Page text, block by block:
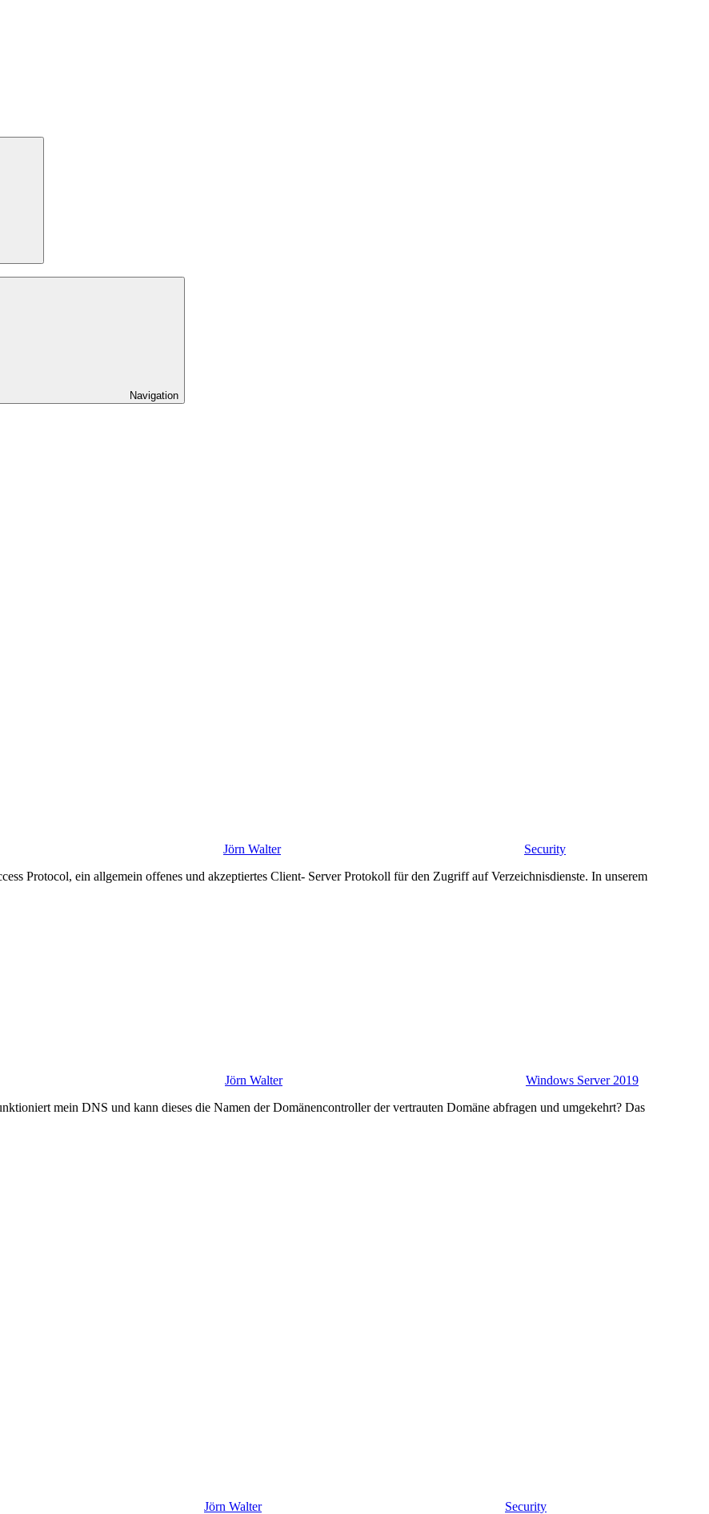
Navigation
Jörn Walter
Security
Protocol, ein allgemein offenes und akzeptiertes Client- Server Protokoll für den Zugriff auf Verzeichnisdienste. In unserem
Jörn Walter
Windows Server 2019
mein DNS und kann dieses die Namen der Domänencontroller der vertrauten Domäne abfragen und umgekehrt? Das
Jörn Walter
Security